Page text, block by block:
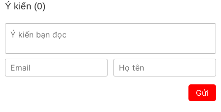
Ý kiến (0)
Gửi